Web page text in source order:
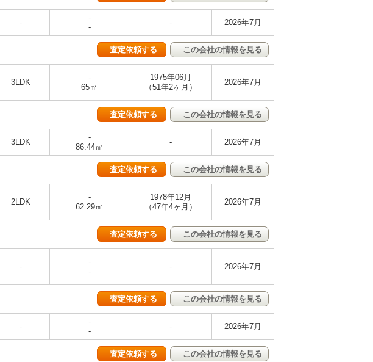
-
-
-
- 2026年7月
査定依頼する この会社の情報を見る
3LDK
-
65㎡
1975年06月
（51年2ヶ月）
2026年7月
査定依頼する この会社の情報を見る
3LDK
-
86.44㎡
- 2026年7月
査定依頼する この会社の情報を見る
2LDK
-
62.29㎡
1978年12月
（47年4ヶ月）
2026年7月
査定依頼する この会社の情報を見る
-
-
-
- 2026年7月
査定依頼する この会社の情報を見る
-
-
-
- 2026年7月
査定依頼する この会社の情報を見る